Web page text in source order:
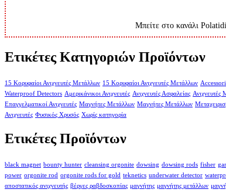
Μπείτε στο κανάλι
Ετικέτες Κατηγοριών Προϊόντων
15 Κορυφαίοι Ανιχνευτές Μετάλλων 15 Κορυφαίοι Ανιχνευτές Μετάλλων
Waterproof Detectors Αμερικάνικοι Ανιχνευτές Ανιχνευτές Ασφαλείας Ανιχνευτές
Επαγγελματικοί Ανιχνευτές Μαγνήτες Μετάλλων Μαγνήτες Μετάλλων
Ανιχνευτές Φυσικός Χρυσός Χωρίς κατηγορία
Ετικέτες Προϊόντων
black magnet bounty hunter cleansing orgonite dowsing dowsing rods fisher
power orgonite rod orgonite rods for gold teknetics underwater detector
αποστατικός ανιχνευτής βέργες ραβδοσκοπίας μαγνήτης μαγνήτης μετάλλων